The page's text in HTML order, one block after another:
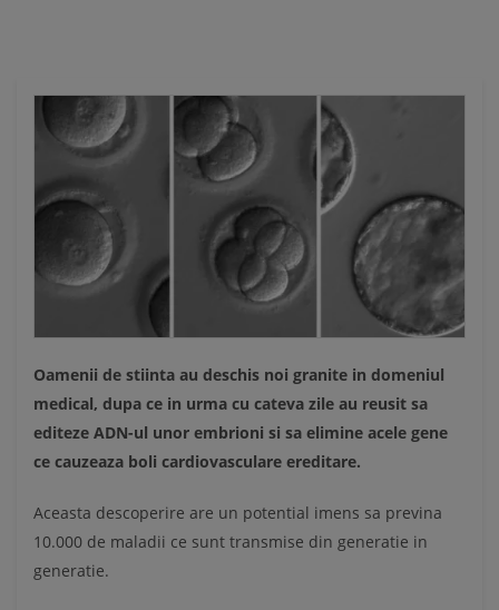
Oamenii de stiinta au deschis noi granite in domeniul
medical, dupa ce in urma cu cateva zile au reusit sa
editeze ADN-ul unor embrioni si sa elimine acele gene
ce cauzeaza boli cardiovasculare ereditare.
Aceasta descoperire are un potential imens sa previna
10.000 de maladii ce sunt transmise din generatie in
generatie.